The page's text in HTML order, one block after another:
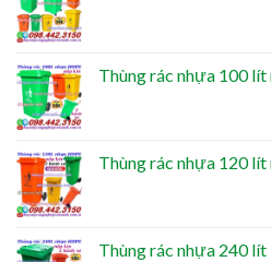
Thùng rác nhựa 100
Thùng rác nhựa 120
Thùng rác nhựa 240